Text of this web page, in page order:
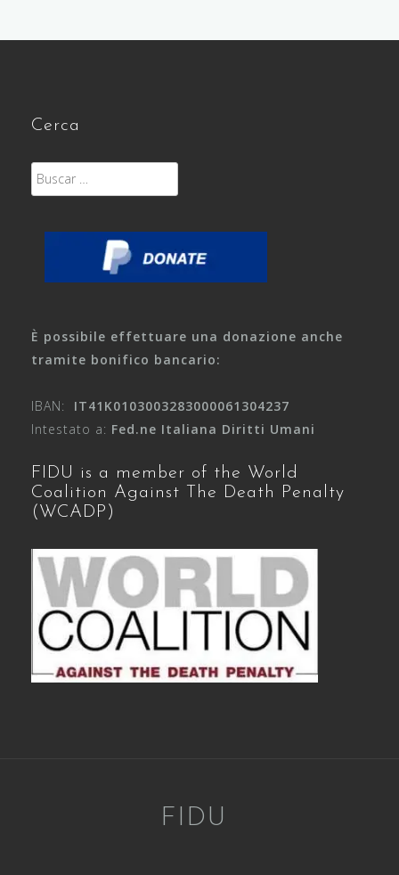
Cerca
Buscar:
È possibile effettuare una donazione anche
tramite bonifico bancario:
IBAN: IT41K0103003283000061304237
Intestato a: Fed.ne Italiana Diritti Umani
FIDU is a member of the World
Coalition Against The Death Penalty
(WCADP)
FIDU